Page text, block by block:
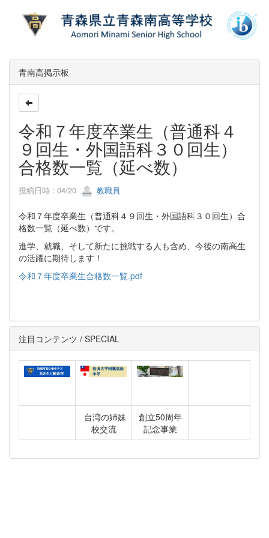
青南高掲示板
令和７年度卒業生（普通科４
９回生・外国語科３０回生）
合格数一覧（延べ数）
投稿日時 : 04/20 教職員
令和７年度卒業生（普通科４９回生・外国語科３０回生）合
格数一覧（延べ数）です。
進学、就職、そして新たに挑戦する人も含め、今後の南高生
の活躍に期待します！
令和７年度卒業生合格数一覧.pdf
注目コンテンツ / SPECIAL
台湾の姉妹
校交流
創立50周年
記念事業